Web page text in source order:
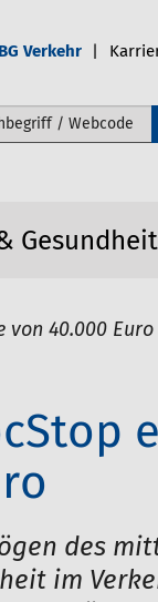
Verkehr
durchsuchen
Gesundheit
von 40.000 Euro
des
im